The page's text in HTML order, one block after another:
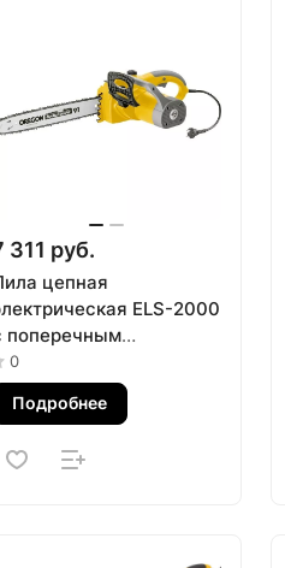
311 руб.
цепная
ELS-2000
поперечным
16, 40 см,
м/с Denzel
0
Подробнее